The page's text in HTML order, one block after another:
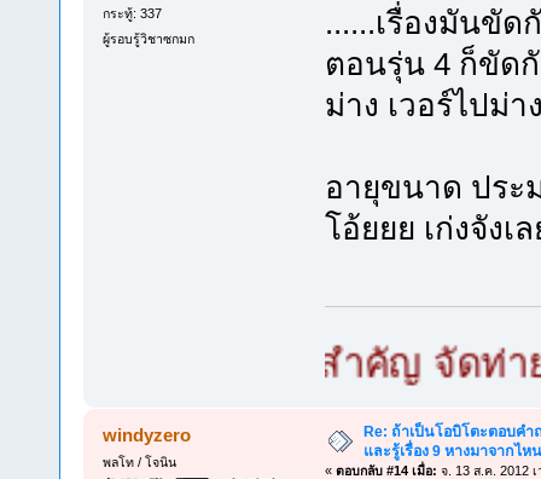
กระทู้: 337
ผู้รอบรู้วิชาซกมก
......เรื่องมันขั
ตอนรุ่น 4 ก็ขัด
ม่าง เวอร์ไปม่า
อายุขนาด ประ
โอ้ยยย เก่งจังเ
เล็กใหญ่ไม่สำคัญ จัดท่ายากไ
windyzero
พลโท / โจนิน
Re: ถ้าเป็นโอบิโตะตอบค
และรู้เรื่อง 9 หางมาจากไ
« ตอบกลับ #14 เมื่อ: จ. 13 ส.ค. 2012